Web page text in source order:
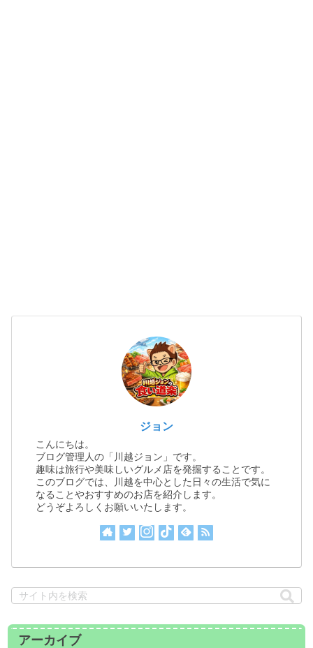
ジョン
こんにちは。
ブログ管理人の「川越ジョン」です。
趣味は旅行や美味しいグルメ店を発掘することです。
このブログでは、川越を中心とした日々の生活で気に
なることやおすすめのお店を紹介します。
どうぞよろしくお願いいたします。
アーカイブ